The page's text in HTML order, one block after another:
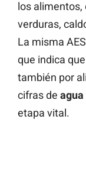
los alimentos,
verduras,
La misma
que indica
también por
cifras de
etapa vital.